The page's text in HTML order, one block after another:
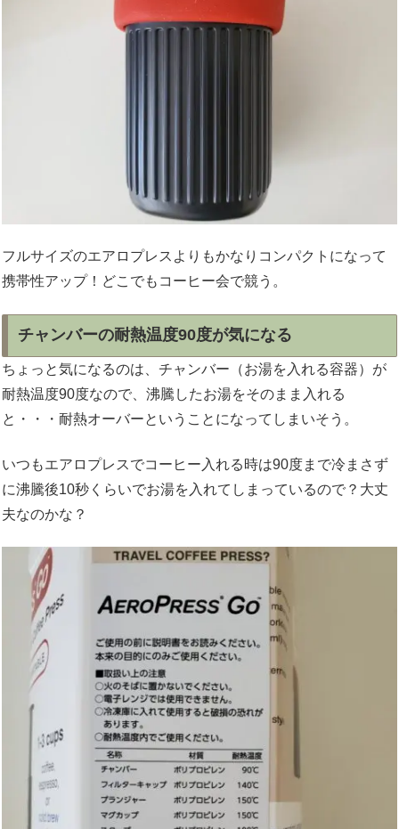
フルサイズのエアロプレスよりもかなりコンパクトになって
携帯性アップ！どこでもコーヒー会で競う。
チャンバーの耐熱温度90度が気になる
ちょっと気になるのは、チャンバー（お湯を入れる容器）が
耐熱温度90度なので、沸騰したお湯をそのまま入れる
と・・・耐熱オーバーということになってしまいそう。
いつもエアロプレスでコーヒー入れる時は90度まで冷まさず
に沸騰後10秒くらいでお湯を入れてしまっているので？大丈
夫なのかな？